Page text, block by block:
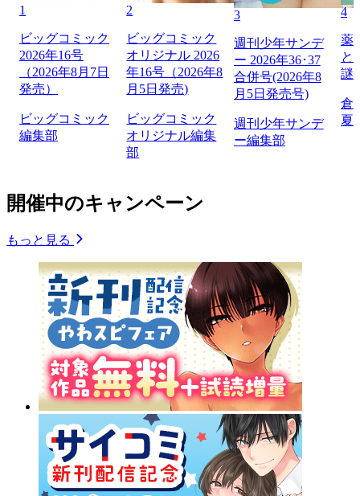
1
ビッグコミック
2026年16号
（2026年8月7日
発売）
ビッグコミック
編集部
2
ビッグコミック
オリジナル 2026
年16号（2026年8
月5日発売)
ビッグコミック
オリジナル編集
部
3
週刊少年サンデ
ー 2026年36･37
合併号(2026年8
月5日発売号)
週刊少年サンデ
ー編集部
4
薬
と
謎
倉
夏
開催中のキャンペーン
もっと見る